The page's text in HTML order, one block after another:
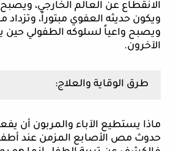
الانقطاع عن العالم الخارجي، ويصبح
ويكون حديثه العفوي مبتوراً، وتزداد
ويصبح واعياً لسلوكه الطفولي حين
الآخرون.
طرق الوقاية والعلاج:
ماذا يستطيع الآباء والمربون أن
حدوث مص الأصابع المزمن عند